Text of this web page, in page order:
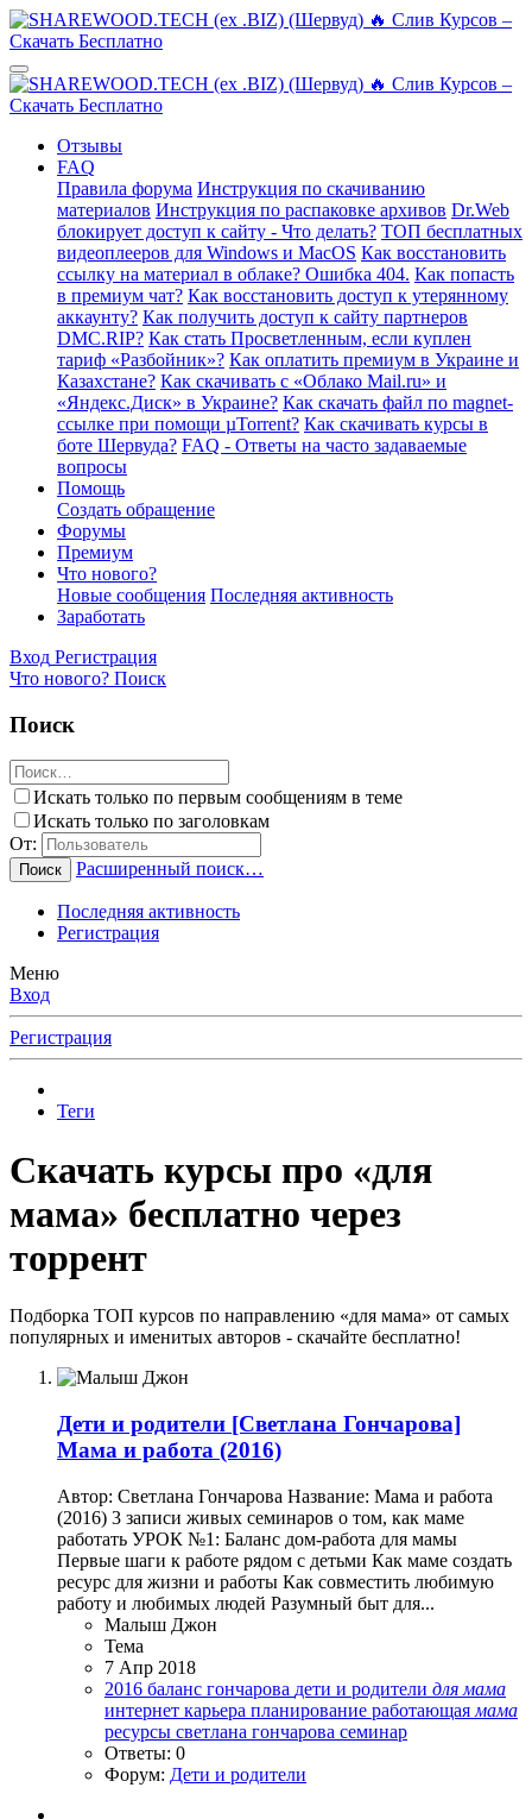
Отзывы
FAQ
Правила форума Инструкция по скачиванию
материалов Инструкция по распаковке архивов Dr.Web
блокирует доступ к сайту - Что делать? ТОП бесплатных
видеоплееров для Windows и MacOS Как восстановить
ссылку на материал в облаке? Ошибка 404. Как попасть
в премиум чат? Как восстановить доступ к утерянному
аккаунту? Как получить доступ к сайту партнеров
DMC.RIP? Как стать Просветленным, если куплен
тариф «Разбойник»? Как оплатить премиум в Украине и
Казахстане? Как скачивать с «Облако Mail.ru» и
«Яндекс.Диск» в Украине? Как скачать файл по magnet-
ссылке при помощи µTorrent? Как скачивать курсы в
боте Шервуда? FAQ - Ответы на часто задаваемые
вопросы
Помощь
Создать обращение
Форумы
Премиум
Что нового?
Новые сообщения Последняя активность
Заработать
Вход Регистрация
Что нового? Поиск
Поиск
Искать только по первым сообщениям в теме
Искать только по заголовкам
От:
Поиск Расширенный поиск…
Последняя активность
Регистрация
Меню
Вход
Регистрация
Теги
Скачать курсы про «для
мама» бесплатно через
торрент
Подборка ТОП курсов по направлению «для мама» от самых
популярных и именитых авторов - скачайте бесплатно!
Дети и родители [Светлана Гончарова]
Мама и работа (2016)
Автор: Светлана Гончарова Название: Мама и работа
(2016) 3 записи живых семинаров о том, как маме
работать УРОК №1: Баланс дом-работа для мамы
Первые шаги к работе рядом с детьми Как маме создать
ресурс для жизни и работы Как совместить любимую
работу и любимых людей Разумный быт для...
Малыш Джон
Тема
7 Апр 2018
2016 баланс гончарова дети и родители для мама
интернет карьера планирование работающая мама
ресурсы светлана гончарова семинар
Ответы: 0
Форум: Дети и родители